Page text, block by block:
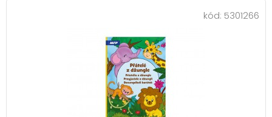
kód: 5301266